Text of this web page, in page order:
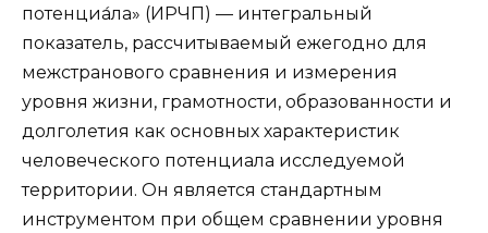
потенциа́ла» (ИРЧП) — интегральный
показатель, рассчитываемый ежегодно для
межстранового сравнения и измерения
уровня жизни, грамотности, образованности и
долголетия как основных характеристик
человеческого потенциала исследуемой
территории. Он является стандартным
инструментом при общем сравнении уровня